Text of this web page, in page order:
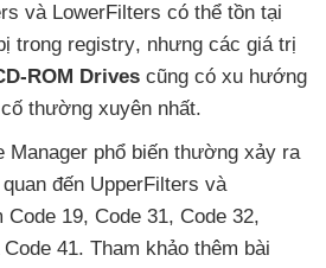
và LowerFilters có thể tồn tại
trong registry, nhưng các giá trị
ROM Drives cũng có xu hướng
thường xuyên nhất.
Manager phổ biến thường xảy ra
đến UpperFilters và
Code 19, Code 31, Code 32,
41. Tham khảo thêm bài